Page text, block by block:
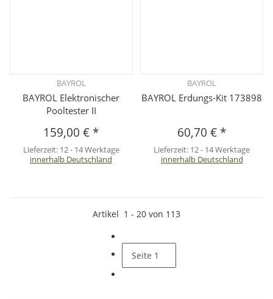
BAYROL
BAYROL Elektronischer
Pooltester II
159,00 € *
Lieferzeit: 12 - 14 Werktage
innerhalb Deutschland
BAYROL
BAYROL Erdungs-Kit 173898
60,70 € *
Lieferzeit: 12 - 14 Werktage
innerhalb Deutschland
Artikel 1 - 20 von 113
Seite 1